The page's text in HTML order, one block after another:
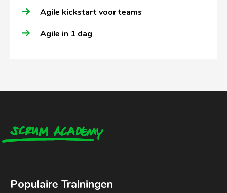
Agile kickstart voor teams
Agile in 1 dag
Populaire Trainingen